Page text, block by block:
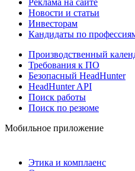
Новости и статьи
Инвесторам
Кандидаты по
Производственный
Требования к ПО
Безопасный HeadHunter
HeadHunter API
Поиск работы
Поиск по резюме
Мобильное приложение
Этика и комплаенс